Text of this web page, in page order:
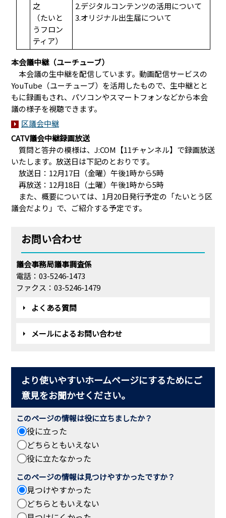
之
（たいと
うフロン
ティア）
2.デジタルコンテンツの活用について
3.オリジナル出生届について
本会議中継（ユーチューブ）
本会議の生中継を配信しています。動画配信サービスの
YouTube（ユーチューブ）を活用したもので、生中継とと
もに録画もされ、パソコンやスマートフォンなどから本会
議の様子を視聴できます。
区議会中継
CATV議会中継録画放送
質問と答弁の模様は、J:COM【11チャンネル】で録画放送
いたします。放送日は下記のとおりです。
放送日：12月17日（金曜）午後1時から5時
再放送：12月18日（土曜）午後1時から5時
また、概要については、1月20日発行予定の「たいとう区
議会だより」で、ご紹介する予定です。
お問い合わせ
議会事務局議事調査係
電話：03-5246-1473
ファクス：03-5246-1479
よくある質問
メールによるお問い合わせ
より使いやすいホームページにするためにご
意見をお聞かせください。
このページの情報は役に立ちましたか？
役に立った
どちらともいえない
役に立たなかった
このページの情報は見つけやすかったですか？
見つけやすかった
どちらともいえない